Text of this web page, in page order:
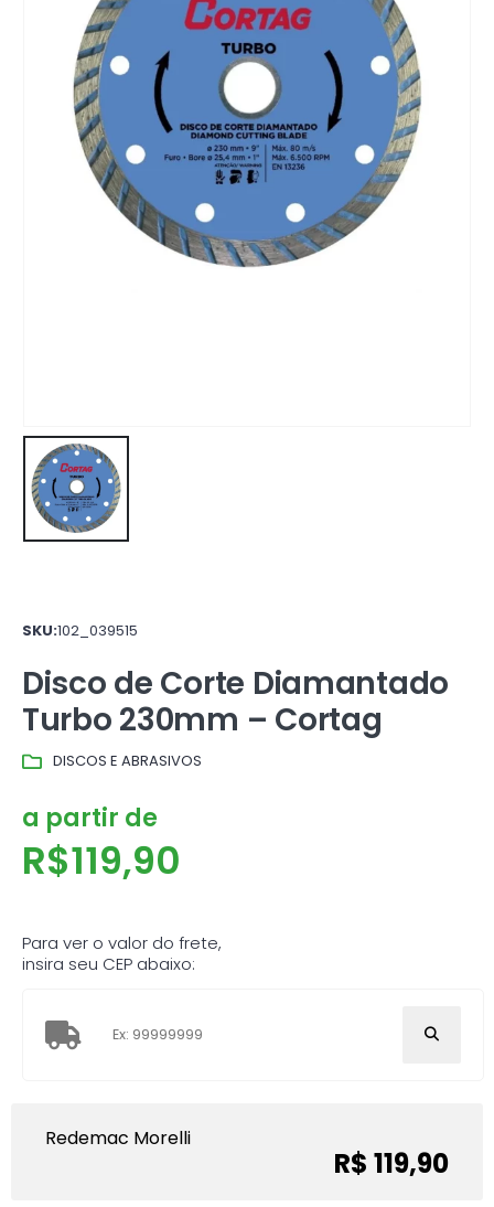
SKU:102_039515
Disco de Corte Diamantado
Turbo 230mm – Cortag
DISCOS E ABRASIVOS
a partir de
R$119,90
Para ver o valor do frete,
insira seu CEP abaixo:
Redemac Morelli
R$ 119,90